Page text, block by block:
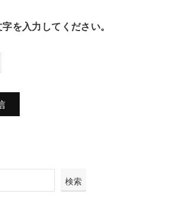
を入力してください。
検索